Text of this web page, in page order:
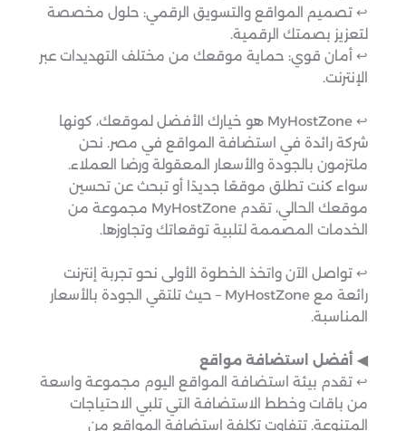
↩︎ تصميم المواقع والتسويق الرقمي: حلول مخصصة
لتعزيز بصمتك الرقمية.
↩︎ أمان قوي: حماية موقعك من مختلف التهديدات عبر
الإنترنت.
↩︎ MyHostZone هو خيارك الأفضل لموقعك، كونها
شركة رائدة في استضافة المواقع في مصر. نحن
ملتزمون بالجودة والأسعار المعقولة ورضا العملاء.
سواء كنت تطلق موقعًا جديدًا أو تبحث عن تحسين
موقعك الحالي، تقدم MyHostZone مجموعة من
الخدمات المصممة لتلبية توقعاتك وتجاوزها.
↩︎ تواصل الآن واتخذ الخطوة الأولى نحو تجربة إنترنت
رائعة مع MyHostZone – حيث تلتقي الجودة بالأسعار
المناسبة.
◀︎ أفضل استضافة مواقع
↩︎ تقدم بيئة استضافة المواقع اليوم مجموعة واسعة
من باقات وخطط الاستضافة التي تلبي الاحتياجات
المتنوعة. تتفاوت تكلفة استضافة المواقع من